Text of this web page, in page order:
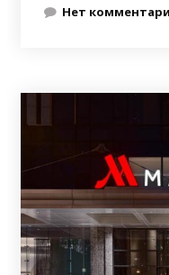
Нет